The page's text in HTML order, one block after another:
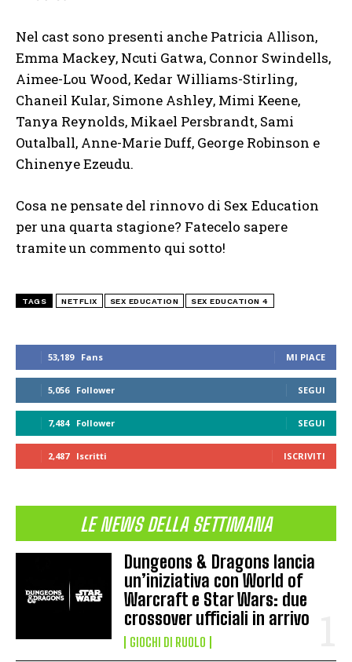
53,189 Fans MI PIACE
5,056 Follower SEGUI
7,484 Follower SEGUI
2,487 Iscritti ISCRIVITI
LE NEWS DELLA SETTIMANA
Dungeons & Dragons lancia
un’iniziativa con World of
Warcraft e Star Wars: due
crossover ufficiali in arrivo
GIOCHI DI RUOLO
Nel cast sono presenti anche Patricia Allison,
Emma Mackey, Ncuti Gatwa, Connor Swindells,
Aimee-Lou Wood, Kedar Williams-Stirling,
Chaneil Kular, Simone Ashley, Mimi Keene,
Tanya Reynolds, Mikael Persbrandt, Sami
Outalball, Anne-Marie Duff, George Robinson e
Chinenye Ezeudu.
Cosa ne pensate del rinnovo di Sex Education
per una quarta stagione? Fatecelo sapere
tramite un commento qui sotto!
TAGS NETFLIX SEX EDUCATION SEX EDUCATION 4